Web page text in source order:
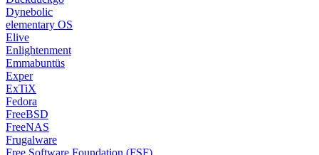
FreeBSD
FreeNAS
Frugalware
Free Software Foundation (FSF)
FSF Europe
FSF Twitter
Gentoo
getGNU Twitter
GhostBSD
Git
Greenie
GNOME